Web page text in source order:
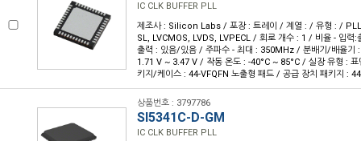
IC CLK BUFFER PLL
제조사 : Silicon Labs / 포장 : 트레이 / 계열 : / 유형 : /
SL, LVCMOS, LVDS, LVPECL / 회로 개수 : 1 / 비율 - 입력:
출력 : 있음/있음 / 주파수 - 최대 : 350MHz / 분배기/배율기
1.71 V ~ 3.47 V / 작동 온도 : -40°C ~ 85°C / 실장 유형 :
키지/케이스 : 44-VFQFN 노출형 패드 / 공급 장치 패키지 :
상품번호 : 3797786
SI5341C-D-GM
IC CLK BUFFER PLL